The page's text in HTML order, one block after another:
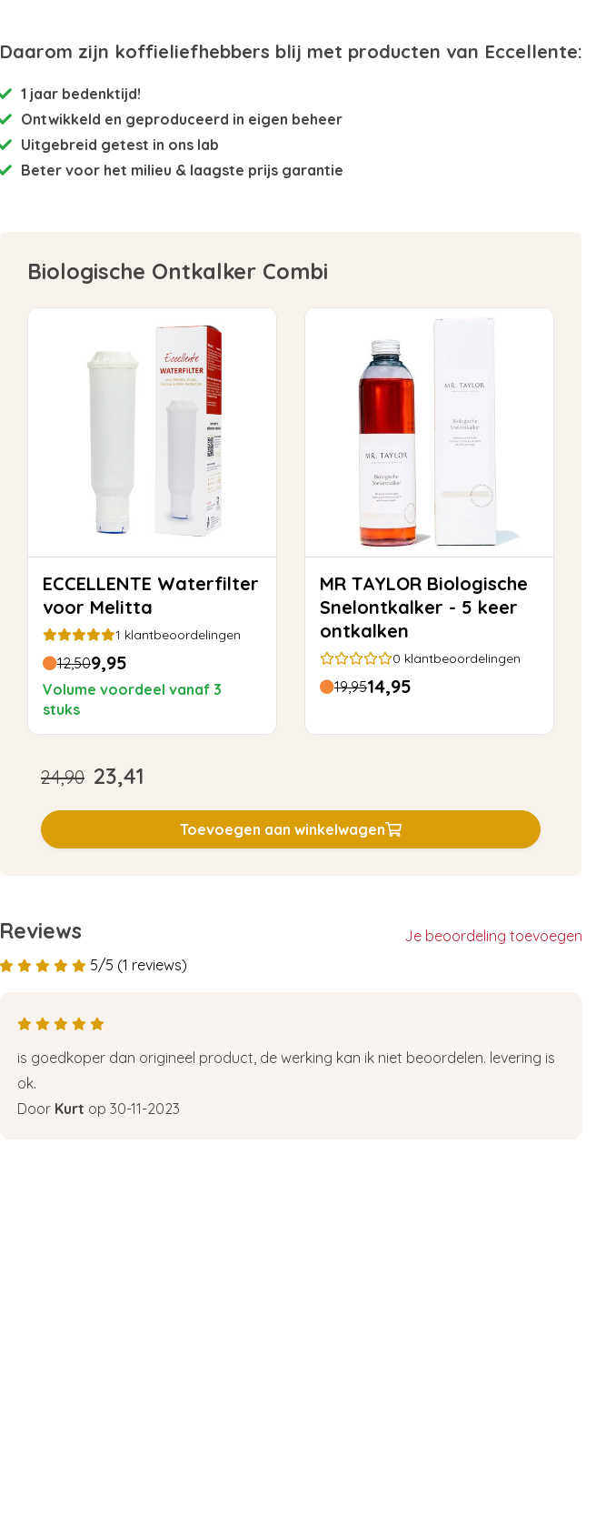
Daarom zijn koffieliefhebbers blij met producten van Eccellente:
1 jaar bedenktijd!
Ontwikkeld en geproduceerd in eigen beheer
Uitgebreid getest in ons lab
Beter voor het milieu & laagste prijs garantie
Biologische Ontkalker Combi
ECCELLENTE Waterfilter
voor Melitta
1 klantbeoordelingen
12,509,95
Volume voordeel vanaf 3
stuks
MR TAYLOR Biologische
Snelontkalker - 5 keer
ontkalken
0 klantbeoordelingen
19,9514,95
24,90 23,41
Toevoegen aan winkelwagen
Reviews
Je beoordeling toevoegen
5/5 (1 reviews)
is goedkoper dan origineel product, de werking kan ik niet beoordelen. levering is
ok.
Door Kurt op 30-11-2023